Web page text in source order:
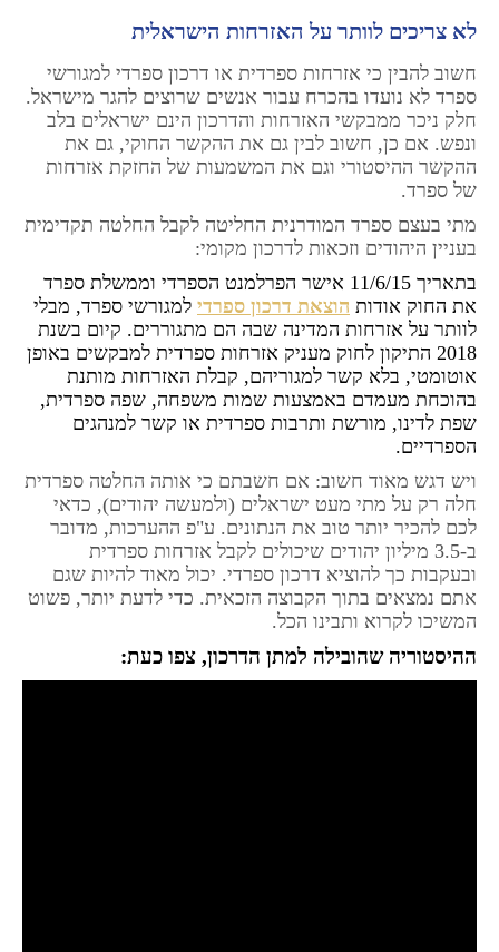
לא צריכים לוותר על האזרחות הישראלית
חשוב להבין כי אזרחות ספרדית או דרכון ספרדי למגורשי
ספרד לא נועדו בהכרח עבור אנשים שרוצים להגר מישראל.
חלק ניכר ממבקשי האזרחות והדרכון הינם ישראלים בלב
ונפש. אם כן, חשוב לבין גם את ההקשר החוקי, גם את
ההקשר ההיסטורי וגם את המשמעות של החזקת אזרחות
של ספרד.
מתי בעצם ספרד המודרנית החליטה לקבל החלטה תקדימית
בעניין היהודים וזכאות לדרכון מקומי:
בתאריך 11/6/15 אישר הפרלמנט הספרדי וממשלת ספרד
את החוק אודות הוצאת דרכון ספרדי למגורשי ספרד, מבלי
לוותר על אזרחות המדינה שבה הם מתגוררים. קיום בשנת
2018 התיקון לחוק מעניק אזרחות ספרדית למבקשים באופן
אוטומטי, בלא קשר למגוריהם, קבלת האזרחות מותנת
בהוכחת מעמדם באמצעות שמות משפחה, שפה ספרדית,
שפת לדינו, מורשת ותרבות ספרדית או קשר למנהגים
הספרדיים.
ויש דגש מאוד חשוב: אם חשבתם כי אותה החלטה ספרדית
חלה רק על מתי מעט ישראלים (ולמעשה יהודים), כדאי
לכם להכיר יותר טוב את הנתונים. ע"פ ההערכות, מדובר
ב-3.5 מיליון יהודים שיכולים לקבל אזרחות ספרדית
ובעקבות כך להוציא דרכון ספרדי. יכול מאוד להיות שגם
אתם נמצאים בתוך הקבוצה הזכאית. כדי לדעת יותר, פשוט
המשיכו לקרוא ותבינו הכל.
ההיסטוריה שהובילה למתן הדרכון, צפו כעת: